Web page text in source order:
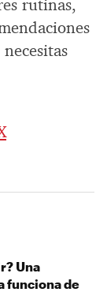
rutinas,
Una
funciona de